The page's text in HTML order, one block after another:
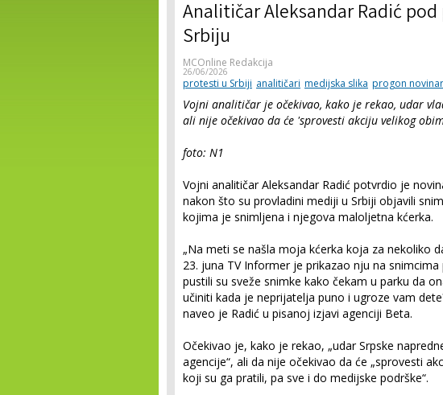
Analitičar Aleksandar Radić
Srbiju
MCOnline Redakcija
26/06/2026
protesti u Srbiji analitičari medijska slika progon
Vojni analitičar je očekivao, kako je rekao, udar
ali nije očekivao da će 'sprovesti akciju velikog
foto: N1
Vojni analitičar Aleksandar Radić potvrdio je
nakon što su provladini mediji u Srbiji objavili
kojima je snimljena i njegova maloljetna kćerka.
„Na meti se našla moja kćerka koja za nekoliko
23. juna TV Informer je prikazao nju na
pustili su sveže snimke kako čekam u parku da
učiniti kada je neprijatelja puno i ugroze vam
naveo je Radić u pisanoj izjavi agenciji Beta.
Očekivao je, kako je rekao, „udar Srpske
agencije“, ali da nije očekivao da će „sprovesti
koji su ga pratili, pa sve i do medijske podrške“.